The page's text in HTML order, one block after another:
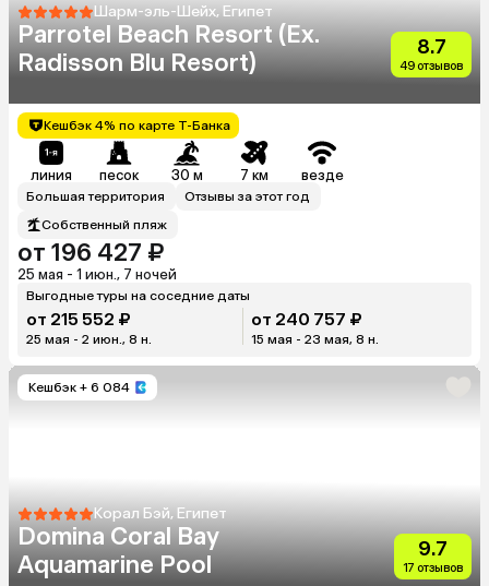
Шарм-эль-Шейх, Египет
Parrotel Beach Resort (Ex.
Radisson Blu Resort)
8.7
49 отзывов
Кешбэк 4% по карте Т-Банка
линия песок 30 м 7 км везде
Большая территория
Отзывы за этот год
Собственный пляж
от 196 427 ₽
25 мая - 1 июн., 7 ночей
Выгодные туры на соседние даты
от 215 552 ₽
25 мая - 2 июн., 8 н.
от 240 757 ₽
15 мая - 23 мая, 8 н.
Кешбэк + 6 084
Корал Бэй, Египет
Domina Coral Bay
Aquamarine Pool
9.7
17 отзывов